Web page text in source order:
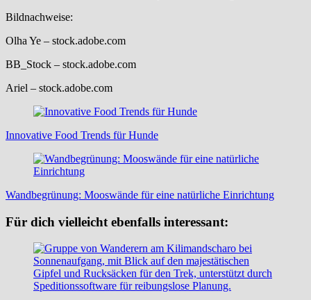
Bildnachweise:
Olha Ye – stock.adobe.com
BB_Stock – stock.adobe.com
Ariel – stock.adobe.com
Beitragsnavigation
Innovative Food Trends für Hunde
Wandbegrünung: Mooswände für eine natürliche Einrichtung
Für dich vielleicht ebenfalls interessant: